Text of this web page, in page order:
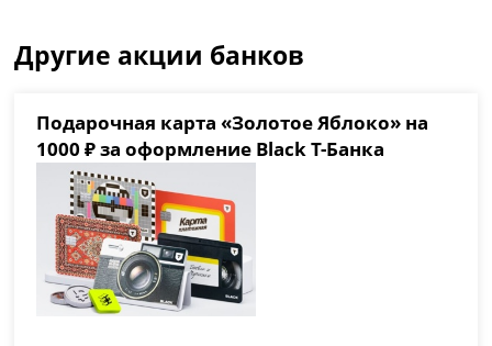
Другие акции банков
Подарочная карта «Золотое Яблоко» на
1000 ₽ за оформление Black Т-Банка